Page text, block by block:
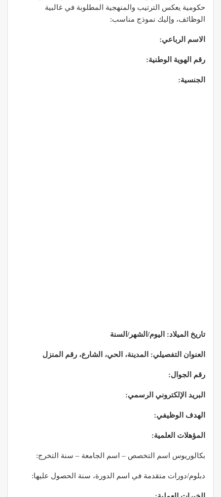
حكومية يعكس الترتيب والمنهجية المطلوبة في غالبية
الوظائف، وإليك نموذج مناسب:
الاسم الرباعي:
رقم الهوية الوطنية:
الجنسية:
تاريخ الميلاد: اليوم/الشهر/السنة
العنوان التفصيلي: المدينة، الحي، الشارع، رقم المنزل
رقم الجوال:
البريد الإلكتروني الرسمي:
الهدف الوظيفي:
المؤهلات العلمية:
بكالوريوس اسم التخصص – اسم الجامعة – سنة التخرج:
دبلوم/دورات متقدمة في اسم الدورة، سنة الحصول عليها: